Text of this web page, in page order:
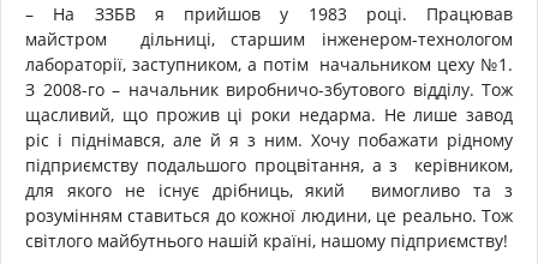
– На ЗЗБВ я прийшов у 1983 році. Працював
майстром дільниці, старшим інженером-технологом
лабораторії, заступником, а потім начальником цеху №1.
З 2008-го – начальник виробничо-збутового відділу. Тож
щасливий, що прожив ці роки недарма. Не лише завод
ріс і піднімався, але й я з ним. Хочу побажати рідному
підприємству подальшого процвітання, а з керівником,
для якого не існує дрібниць, який вимогливо та з
розумінням ставиться до кожної людини, це реально. Тож
світлого майбутнього нашій країні, нашому підприємству!